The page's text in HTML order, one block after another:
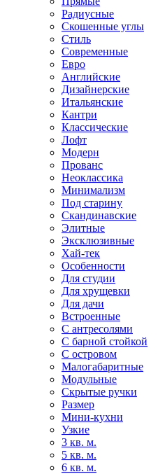
Радиусные
Скошенные углы
Стиль
Современные
Евро
Английские
Дизайнерские
Итальянские
Кантри
Классические
Лофт
Модерн
Прованс
Неоклассика
Минимализм
Под старину
Скандинавские
Элитные
Эксклюзивные
Хай-тек
Особенности
Для студии
Для хрущевки
Для дачи
Встроенные
С антресолями
С барной стойкой
С островом
Малогабаритные
Модульные
Скрытые ручки
Размер
Мини-кухни
Узкие
3 кв. м.
5 кв. м.
6 кв. м.